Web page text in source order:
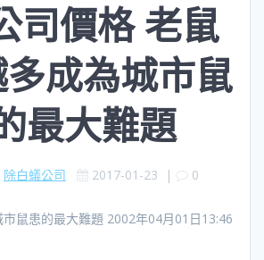
司價格 老鼠
成為城市鼠
最大難題
除白蟻公司 2017-01-23 | 0
鼠患的最大難題 2002年04月01日13:46